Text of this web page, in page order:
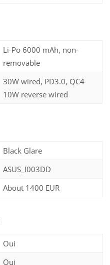
Li-Po 6000 mAh, non-
removable
30W wired, PD3.0, QC4
10W reverse wired
Black Glare
ASUS_I003DD
About 1400 EUR
Oui
Oui